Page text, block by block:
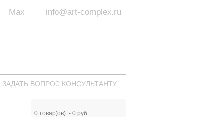
info@art-complex.ru
Max
ЗАДАТЬ ВОПРОС КОНСУЛЬТАНТУ
0 товар(ов): - 0 руб.